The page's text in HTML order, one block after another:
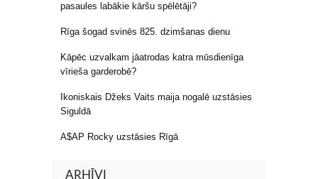
pasaules labākie kāršu spēlētāji?
Rīga šogad svinēs 825. dzimšanas dienu
Kāpēc uzvalkam jāatrodas katra mūsdienīga
vīrieša garderobē?
Ikoniskais Džeks Vaits maija nogalē uzstāsies
Siguldā
A$AP Rocky uzstāsies Rīgā
ARHĪVI